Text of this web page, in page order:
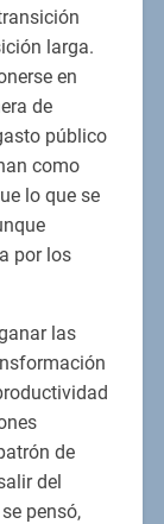
larga.
en
de
público
como
lo que se
por los
las
de
del
pensó,